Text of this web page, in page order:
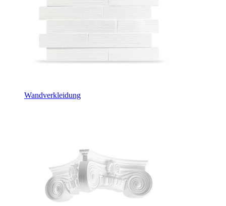
Wandverkleidung